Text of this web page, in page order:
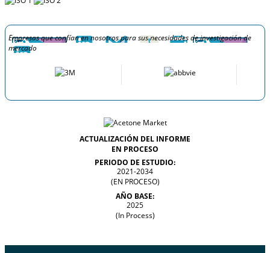
Empresas que confían en nosotros para sus necesidades de investigación de
mercado
ACTUALIZACIÓN DEL INFORME
EN PROCESO
PERIODO DE ESTUDIO:
2021-2034
(EN PROCESO)
AÑO BASE:
2025
(In Process)